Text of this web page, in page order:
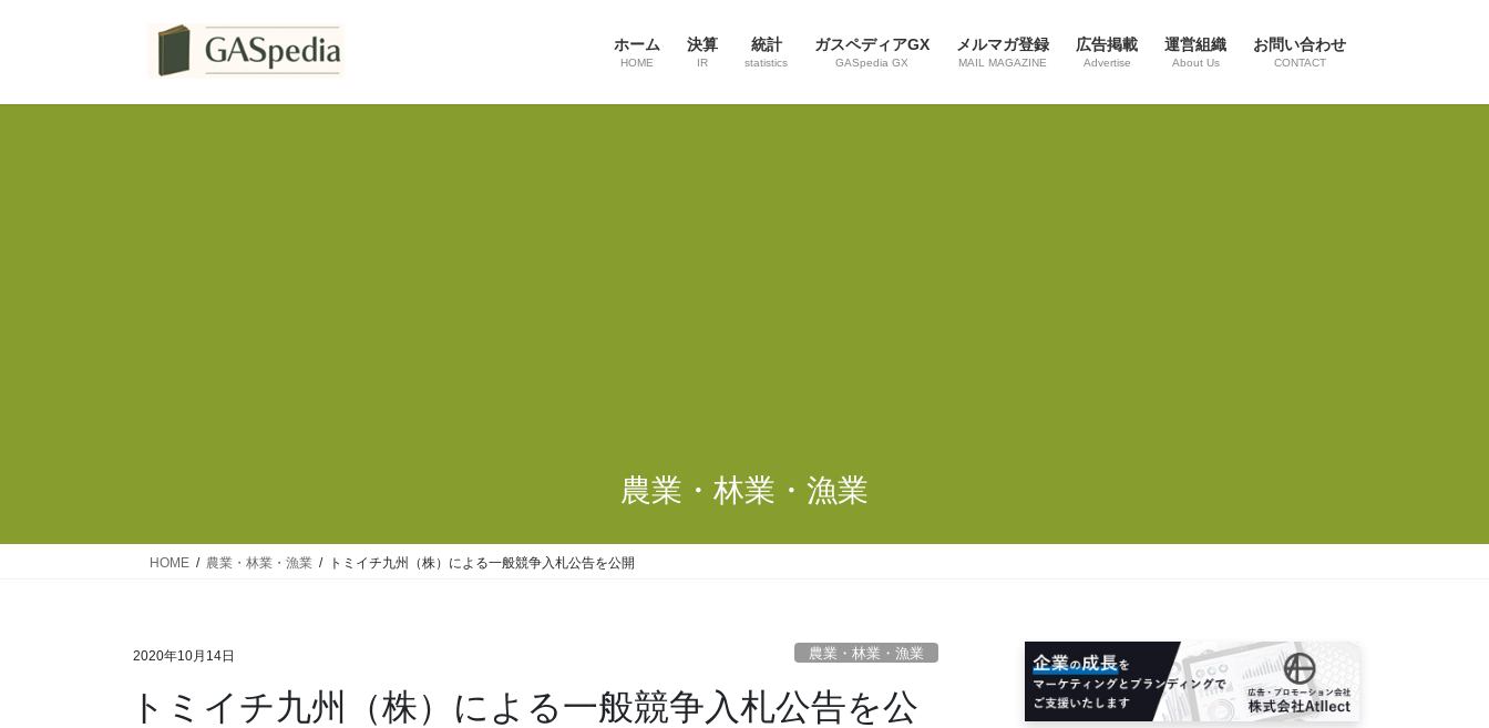
ホーム
HOME
決算
IR
統計
statistics
ガスペディアGX
GASpedia GX
メルマガ登録
MAIL MAGAZINE
広告掲載
Advertise
運営組織
About Us
お問い合わせ
CONTACT
農業・林業・漁業
HOME 農業・林業・漁業 トミイチ九州（株）による一般競争入札公告を公開
2020年10月14日 農業・林業・漁業
トミイチ九州（株）による一般競争入札公告を公